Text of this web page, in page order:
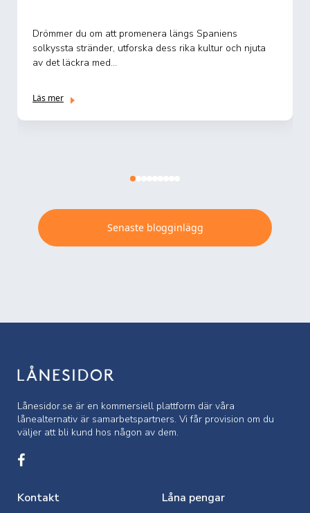
Planerar du en resa till soliga Los Angeles, staden där
stjärnor föds och drömmar blir till verklighet? Att besöka
...
Läs mer
Senaste blogginlägg
Lånesidor.se är en kommersiell plattform där våra
lånealternativ är samarbetspartners. Vi får provision om du
väljer att bli kund hos någon av dem.
Kontakt Låna pengar